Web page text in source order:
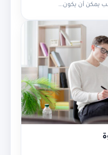
يمكن أن يكون...